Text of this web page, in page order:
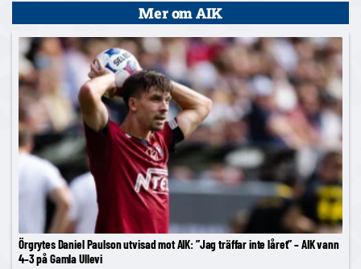
Mer om AIK
Örgrytes Daniel Paulson utvisad mot AIK: ”Jag träffar inte låret” – AIK vann
4–3 på Gamla Ullevi